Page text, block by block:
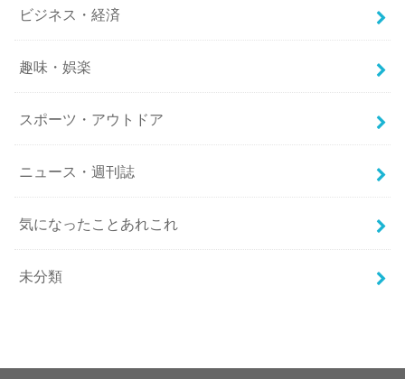
ビジネス・経済
趣味・娯楽
スポーツ・アウトドア
ニュース・週刊誌
気になったことあれこれ
未分類